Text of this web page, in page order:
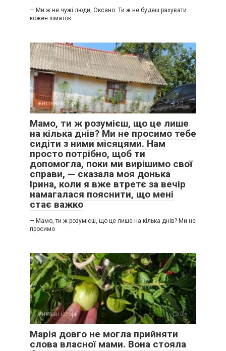
— Ми ж не чужі люди, Оксано. Ти ж не будеш рахувати
кожен шматок
життєві історії 0
Мамо, ти ж розумієш, що це лише
на кілька днів? Ми не просимо тебе
сидіти з ними місяцями. Нам
просто потрібно, щоб ти
допомогла, поки ми вирішимо свої
справи, — сказала моя донька
Ірина, коли я вже втретє за вечір
намагалася пояснити, що мені
стає важко
— Мамо, ти ж розумієш, що це лише на кілька днів? Ми не
просимо
життєві історії 0
Марія довго не могла прийняти
слова власної мами. Вона стояла